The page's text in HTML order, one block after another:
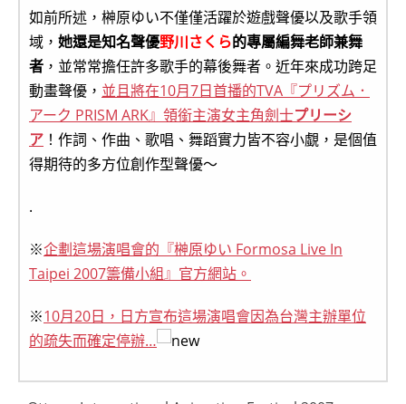
如前所述，榊原ゆい不僅僅活躍於遊戲聲優以及歌手領
域， 她還是知名聲優野川さくら的專屬編舞老師兼舞
者 ，並常常擔任許多歌手的幕後舞者。近年來成功跨足
動畫聲優， 並且將在10月7日首播的TVA『プリズム．
アーク PRISM ARK』領銜主演女主角劍士プリーシ
ア ！作詞、作曲、歌唱、舞蹈實力皆不容小覷，是個值
得期待的多方位創作型聲優～
.
※企劃這場演唱會的『榊原ゆい Formosa Live In
Taipei 2007籌備小組』官方網站。
※10月20日，日方宣布這場演唱會因為台灣主辦單位
的疏失而確定停辦…